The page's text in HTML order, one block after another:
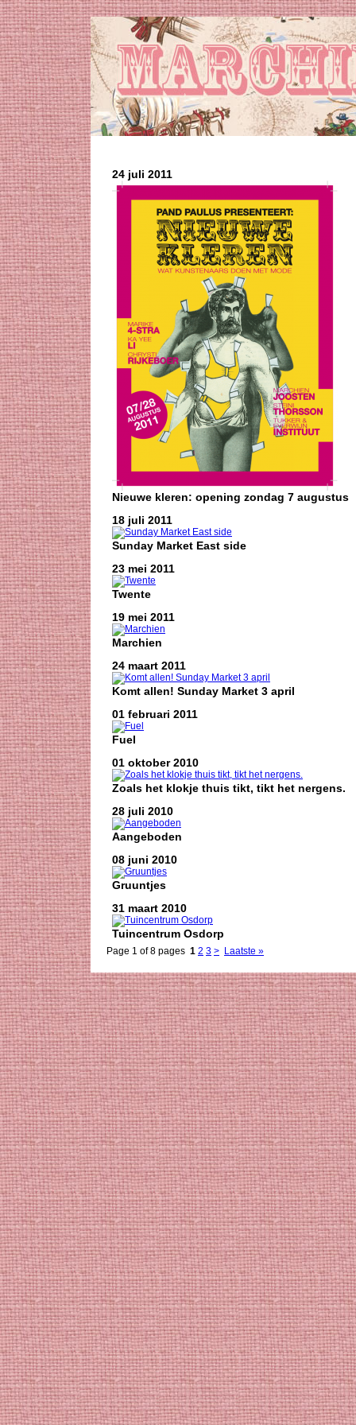
24 juli 2011
Nieuwe kleren: opening zondag 7 augustus
18 juli 2011
Sunday Market East side
23 mei 2011
Twente
19 mei 2011
Marchien
24 maart 2011
Komt allen! Sunday Market 3 april
01 februari 2011
Fuel
01 oktober 2010
Zoals het klokje thuis tikt, tikt het nergens.
28 juli 2010
Aangeboden
08 juni 2010
Gruuntjes
31 maart 2010
Tuincentrum Osdorp
Page 1 of 8 pages 1 2 3 > Laatste »